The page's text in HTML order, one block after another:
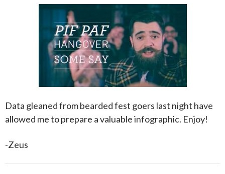
Data gleaned from bearded fest goers last night have
allowed me to prepare a valuable infographic. Enjoy!
-Zeus